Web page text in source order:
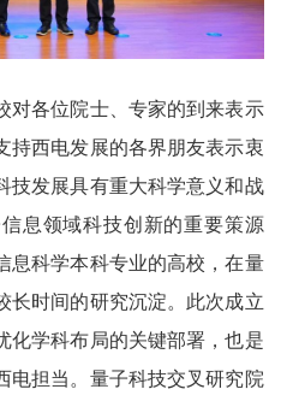
对各位院士、专家的到来表示
持西电发展的各界朋友表示衷
技发展具有重大科学意义和战
息领域科技创新的重要策源
息科学本科专业的高校，在量
长时间的研究沉淀。此次成立
化学科布局的关键部署，也是
电担当。量子科技交叉研究院